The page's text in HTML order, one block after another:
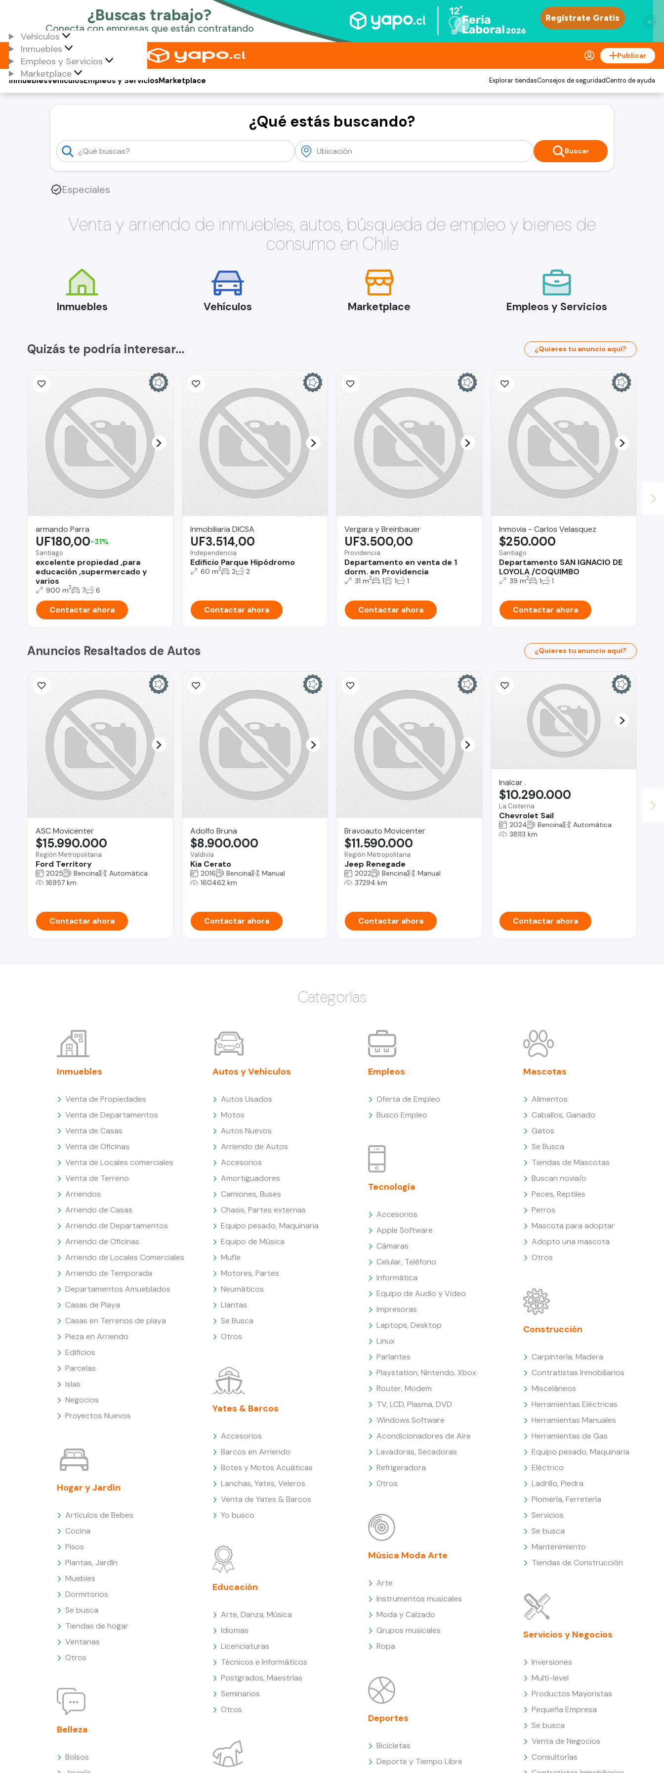
×
Vehículos
Inmuebles
Empleos y Servicios
Marketplace
Publicar
Vehículos
Inmuebles Empleos y ServiciosMarketplace Explorar tiendasConsejos de seguridadCentro de ayuda
¿Qué estás buscando?
Buscar
Especiales
Venta y arriendo de inmuebles, autos, búsqueda de empleo y bienes de
consumo en Chile
Inmuebles Vehículos Marketplace Empleos y Servicios
Quizás te podría interesar... ¿Quieres tu anuncio aquí?
armando Parra
Santiago
excelente propiedad ,para
educación ,supermercado y
varios
UF180,00-31%
900 m2 7 6
Contactar ahora
Inmobiliaria DICSA
Independencia
Edificio Parque Hipódromo
UF3.514,00
60 m2 2 2
Contactar ahora
Vergara y Breinbauer
Providencia
Departamento en venta de 1
dorm. en Providencia
UF3.500,00
31 m2 1 1 1
Contactar ahora
Inmovia - Carlos Velasquez
Santiago
Departamento SAN IGNACIO DE
LOYOLA /COQUIMBO
$250.000
39 m2 1 1
Contactar ahora
Anuncios Resaltados de Autos ¿Quieres tu anuncio aquí?
ASC Movicenter
Región Metropolitana
Ford Territory
$15.990.000
2025 Bencina
Automática
16957 km
Contactar ahora
Adolfo Bruna
Valdivia
Kia Cerato
$8.900.000
2016 Bencina
Manual
160462 km
Contactar ahora
Bravoauto Movicenter
Región Metropolitana
Jeep Renegade
$11.590.000
2022 Bencina
Manual
37294 km
Contactar ahora
Inalcar .
La Cisterna
Chevrolet Sail
$10.290.000
2024 Bencina
Automática
38113 km
Contactar ahora
Categorías
Inmuebles
Venta de Propiedades
Venta de Departamentos
Venta de Casas
Venta de Oficinas
Venta de Locales comerciales
Venta de Terreno
Arriendos
Arriendo de Casas
Arriendo de Departamentos
Arriendo de Oficinas
Arriendo de Locales Comerciales
Arriendo de Temporada
Departamentos Amueblados
Casas de Playa
Casas en Terrenos de playa
Pieza en Arriendo
Edificios
Parcelas
Islas
Negocios
Proyectos Nuevos
Hogar y Jardín
Artículos de Bebes
Cocina
Pisos
Plantas, Jardín
Muebles
Dormitorios
Se busca
Tiendas de hogar
Ventanas
Otros
Belleza
Bolsos
Autos y Vehículos
Autos Usados
Motos
Autos Nuevos
Arriendo de Autos
Accesorios
Amortiguadores
Camiones, Buses
Chasis, Partes externas
Equipo pesado, Maquinaria
Equipo de Música
Mufle
Motores, Partes
Neumáticos
Llantas
Se Busca
Otros
Yates & Barcos
Accesorios
Barcos en Arriendo
Botes y Motos Acuáticas
Lanchas, Yates, Veleros
Venta de Yates & Barcos
Yo busco
Educación
Arte, Danza, Música
Idiomas
Licenciaturas
Técnicos e Informáticos
Postgrados, Maestrías
Seminarios
Otros
Empleos
Oferta de Empleo
Busco Empleo
Tecnología
Accesorios
Apple Software
Cámaras
Celular, Teléfono
Informática
Equipo de Audio y Video
Impresoras
Laptops, Desktop
Linux
Parlantes
Playstation, Nintendo, Xbox
Router, Modem
TV, LCD, Plasma, DVD
Windows Software
Acondicionadores de Aire
Lavadoras, Secadoras
Refrigeradora
Otros
Música Moda Arte
Arte
Instrumentos musicales
Moda y Calzado
Grupos musicales
Ropa
Deportes
Bicicletas
Deporte y Tiempo Libre
Mascotas
Alimentos
Caballos, Ganado
Gatos
Se Busca
Tiendas de Mascotas
Buscan novia/o
Peces, Reptiles
Perros
Mascota para adoptar
Adopto una mascota
Otros
Construcción
Carpintería, Madera
Contratistas Inmobiliarios
Misceláneos
Herramientas Eléctricas
Herramientas Manuales
Herramientas de Gas
Equipo pesado, Maquinaria
Eléctrico
Ladrillo, Piedra
Plomería, Ferretería
Servicios
Se busca
Mantenimiento
Tiendas de Construcción
Servicios y Negocios
Inversiones
Multi-level
Productos Mayoristas
Pequeña Empresa
Se busca
Venta de Negocios
Consultorías